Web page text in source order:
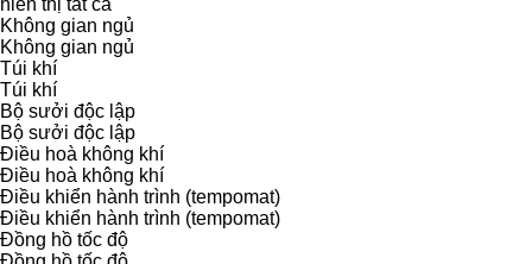
Không gian ngủ
Không gian ngủ
Túi khí
Túi khí
Bộ sưởi độc lập
Bộ sưởi độc lập
Điều hoà không khí
Điều hoà không khí
Điều khiển hành trình (tempomat)
Điều khiển hành trình (tempomat)
Đồng hồ tốc độ